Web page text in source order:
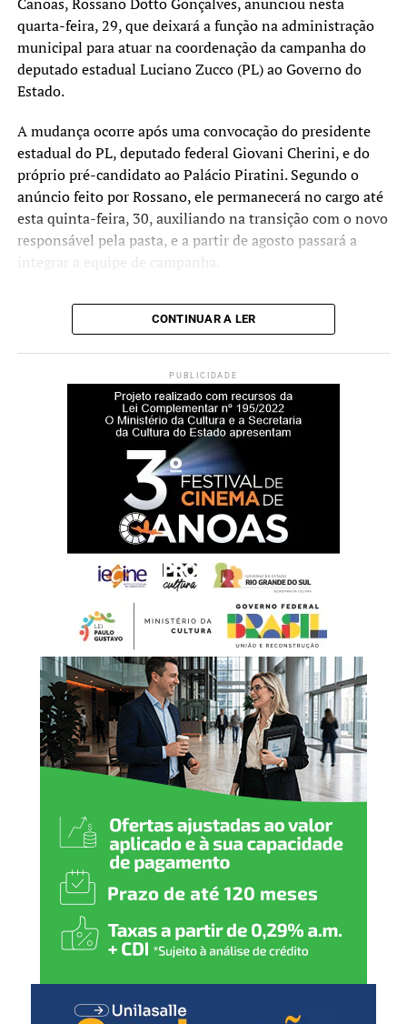
quarta-feira, 29, que deixará a função na administração
municipal para atuar na coordenação da campanha do
deputado estadual Luciano Zucco (PL) ao Governo do
Estado.
A mudança ocorre após uma convocação do presidente
estadual do PL, deputado federal Giovani Cherini, e do
próprio pré-candidato ao Palácio Piratini. Segundo o
anúncio feito por Rossano, ele permanecerá no cargo até
esta quinta-feira, 30, auxiliando na transição com o novo
responsável pela pasta, e a partir de agosto passará a
integrar a equipe de campanha.
Natural de São Gabriel, Rossano Dotto Gonçalves possui
trajetória na gestão pública municipal. Ele foi prefeito do
associações regionais. Recentemente, coordenou as
campanhas eleitorais que resultaram nas vitórias para as
prefeituras de São Gabriel e Canoas.
Durante sua atuação como prefeito de São Gabriel,
Rossano esteve à frente de projetos nas áreas de
educação, saúde, habitação e desenvolvimento
econômico. Entre as iniciativas citadas estão a adoção do
Piso Nacional do Magistério, ações de modernização
pedagógica, a criação do Pronto Atendimento 24 Horas,
unidades de saúde e programas habitacionais, além de
medidas voltadas aos setores industrial e do agronegócio.
Em nota publicada nas redes sociais, o ex-secretário
informou que comunicou a decisão ao prefeito de
Canoas, Airton Souza, e que passará a atuar na
coordenação da campanha de Luciano Zucco.
“Estarei fazendo parte da
coordenação da campanha
ao Palácio Piratini, o que
vai exigir que eu me afaste
das minhas funções na
Secretaria Municipal de
Relações Institucionais do
governo canoense”,
declarou.
CONTINUAR A LER
PUBLICIDADE